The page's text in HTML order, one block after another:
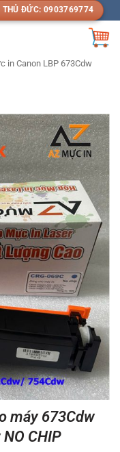
THỦ ĐỨC: 0903769774
in Canon LBP 673Cdw
máy 673Cdw
CHIP